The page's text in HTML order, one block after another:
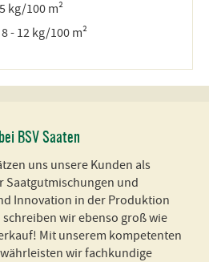
kg/100 m²
- 12 kg/100 m²
BSV Saaten
uns unsere Kunden als
Saatgutmischungen und
Innovation in der Produktion
wir ebenso groß wie
Mit unserem kompetenten
wir fachkundige